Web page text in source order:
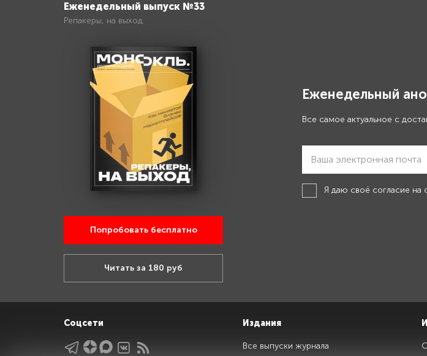
Еженедельный выпуск №33
Репакеры, на выход
Попробовать бесплатно
Читать за 180 руб
Еженедельный
Все самое актуальное с
Я даю своё согласие на
Соцсети Издания
Все выпуски журнала